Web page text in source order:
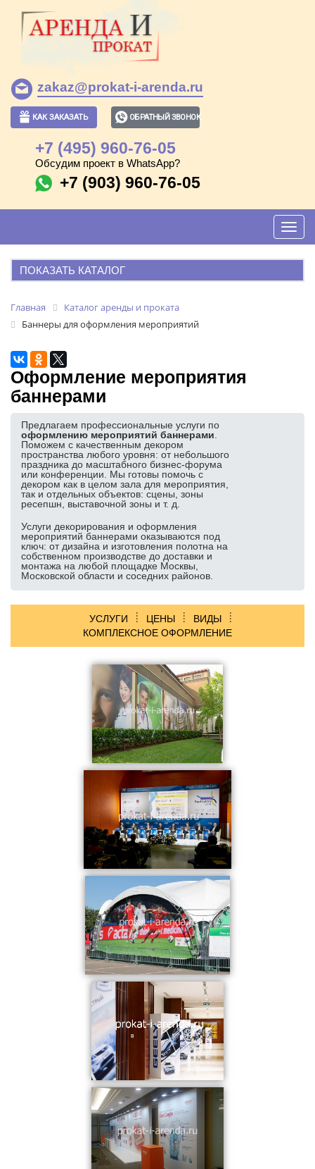
zakaz@prokat-i-arenda.ru
КАК ЗАКАЗАТЬ ОБРАТНЫЙ ЗВОНОК
+7 (495) 960-76-05
Обсудим проект в WhatsApp?
+7 (903) 960-76-05
ПОКАЗАТЬ КАТАЛОГ
ПОПУЛЯРНЫЕ ПОЗИЦИИ:
Аренда фотозоны
Аренда ресепшн
Аренда указателей
Аренда трибуны
Баннерные стенды
Аренда ширм
Аренда ковролина, травы
Аренда буклетницы
Лототрон в аренду
Аренда декораций
Аренда подиума
ПОПУЛЯРНЫЕ ИЗДЕЛИЯ:
Буквы, вывески, логотипы
Изготовление табличек
Изготовление подиумов
УСЛУГИ ОФОРМЛЕНИЯ:
Широкоформатная печать и изделия
Оформление мероприятия баннерами
Оформление конференций
Оформление сцены
Оформление выставочного стенда
Оформление президиума
Оформление зоны регистрации
Декор и декорирование
УДОБНЫЕ ПОДБОРКИ:
Аренда для конференций и семинаров
Аренда выставочного оборудования
Аренда стендов
Аренда конструкций и каркасов
Аренда мобильного оборудования
Аренда рекламного оборудования
Аренда джокерных конструкций
Аренда мобильных стен
Уличные конструкции
Аренда мебели
Главная
Каталог аренды и проката
Баннеры для оформления мероприятий
Оформление мероприятия
баннерами
Предлагаем профессиональные услуги по
оформлению мероприятий баннерами
Поможем с качественным декором
пространства любого уровня: от небольшого
праздника до масштабного бизнес-форума
или конференции. Мы готовы помочь с
декором как в целом зала для мероприятия,
так и отдельных объектов: сцены, зоны
ресепшн, выставочной зоны и т. д.
Услуги декорирования и оформления
мероприятий баннерами оказываются под
ключ: от дизайна и изготовления полотна на
собственном производстве до доставки и
монтажа на любой площадке Москвы,
Московской области и соседних районов.
УСЛУГИ ЦЕНЫ
ВИДЫ
КОМПЛЕКСНОЕ ОФОРМЛЕНИЕ